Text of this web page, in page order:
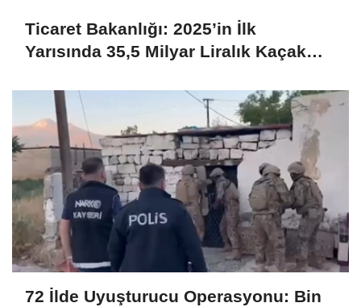
Ticaret Bakanlığı: 2025’in İlk
Yarısında 35,5 Milyar Liralık Kaçak
72 İlde Uyuşturucu Operasyonu: Bin